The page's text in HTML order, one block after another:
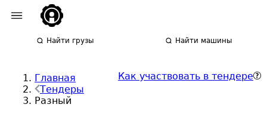
Найти грузы Найти машины
Главная
Тендеры
Разный
Как участвовать в тендере